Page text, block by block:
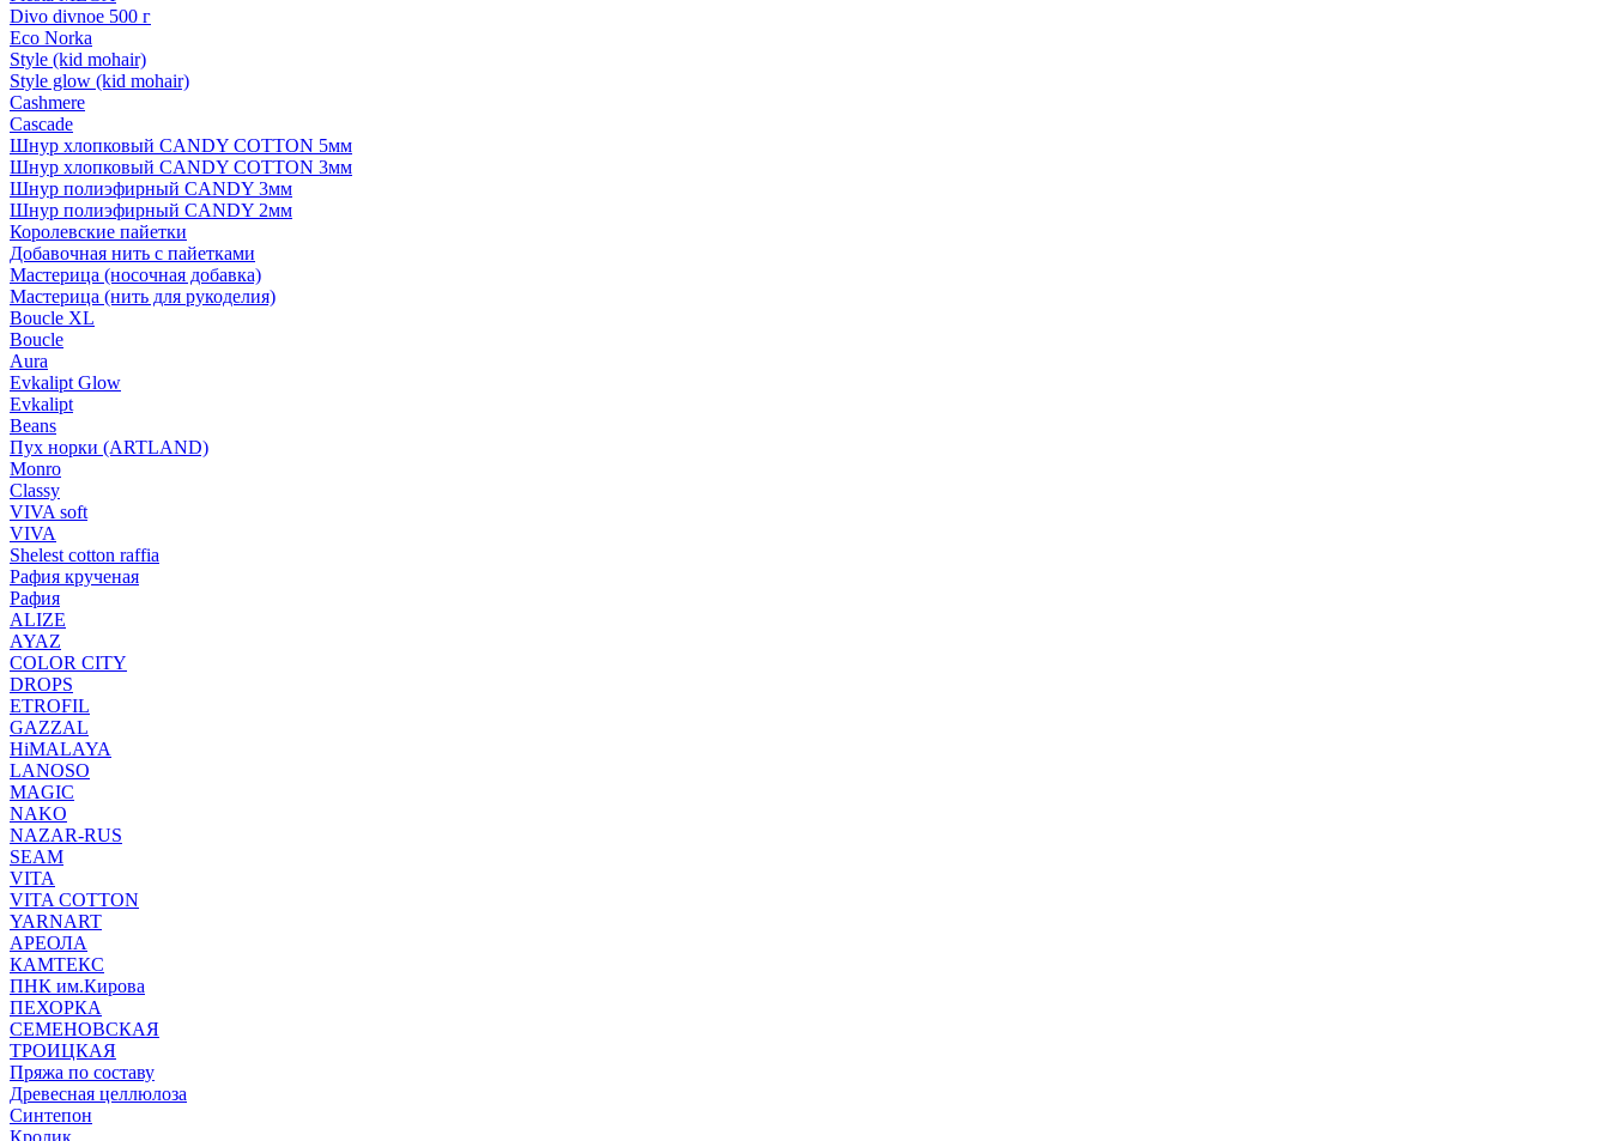
Divo divnoe 500 г
Eco Norka
Style (kid mohair)
Style glow (kid mohair)
Cashmere
Cascade
Шнур хлопковый CANDY COTTON 5мм
Шнур хлопковый CANDY COTTON 3мм
Шнур полиэфирный CANDY 3мм
Шнур полиэфирный CANDY 2мм
Королевские пайетки
Добавочная нить с пайетками
Мастерица (носочная добавка)
Мастерица (нить для рукоделия)
Boucle XL
Boucle
Aura
Evkalipt Glow
Evkalipt
Beans
Пух норки (ARTLAND)
Monro
Classy
VIVA soft
VIVA
Shelest cotton raffia
Рафия крученая
Рафия
ALIZE
AYAZ
COLOR CITY
DROPS
ETROFIL
GAZZAL
HiMALAYA
LANOSO
MAGIC
NAKO
NAZAR-RUS
SEAM
VITA
VITA COTTON
YARNART
АРЕОЛА
КАМТЕКС
ПНК им.Кирова
ПЕХОРКА
СЕМЕНОВСКАЯ
ТРОИЦКАЯ
Пряжа по составу
Древесная целлюлоза
Синтепон
Кролик